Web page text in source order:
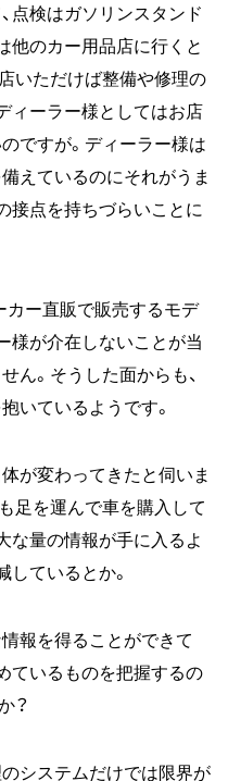
点検はガソリンスタンド
他のカー用品店に行くと
いただけば整備や修理の
ィーラー様としてはお店
ですが。ディーラー様は
えているのにそれがうま
接点を持ちづらいことに
カー直販で販売するモデ
様が介在しないことが当
ん。そうした面からも、
いているようです。
体が変わってきたと伺いま
足を運んで車を購入して
な量の情報が手に入るよ
しているとか。
報を得ることができて
ているものを把握するの
？
のシステムだけでは限界が